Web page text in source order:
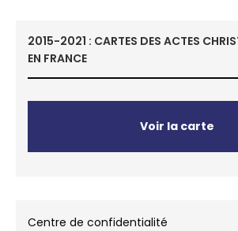
2015-2021 : CARTES DES ACTES
EN FRANCE
Voir la carte
Centre de confidentialité